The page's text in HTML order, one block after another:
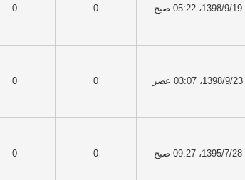
1398/9/19، 05:22 صبح 0
0
1398/9/23، 03:07 عصر 0
0
1395/7/28، 09:27 صبح 0
0